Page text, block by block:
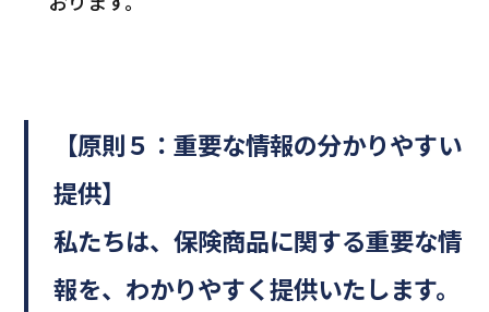
【原則５：重要な情報の分かりやすい
提供】
私たちは、保険商品に関する重要な情
報を、わかりやすく提供いたします。